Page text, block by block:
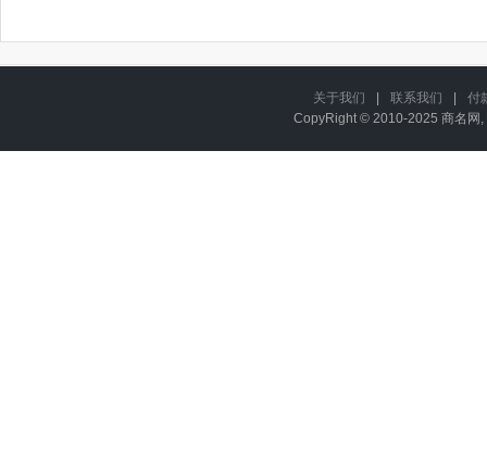
关于我们 联系我们
付
CopyRight © 2010-2025 商名